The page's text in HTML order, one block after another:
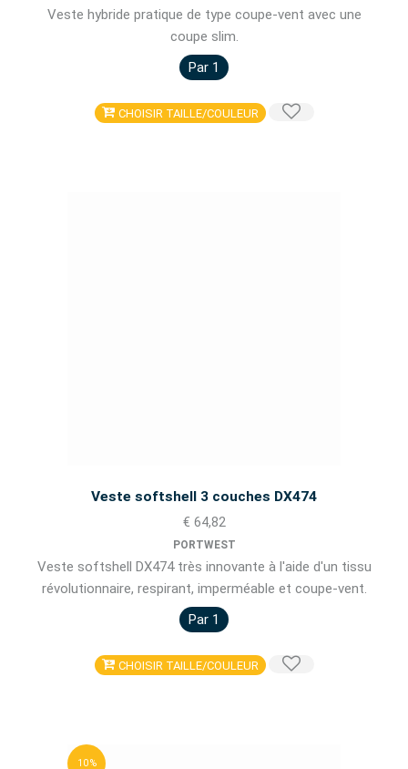
Veste hybride pratique de type coupe-vent avec une
coupe slim.
Par 1
CHOISIR TAILLE/COULEUR
Veste softshell 3 couches DX474
€ 64,82
PORTWEST
Veste softshell DX474 très innovante à l'aide d'un tissu
révolutionnaire, respirant, imperméable et coupe-vent.
Par 1
CHOISIR TAILLE/COULEUR
10 %